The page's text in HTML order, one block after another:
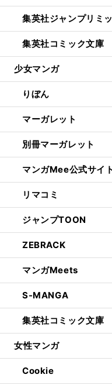
集英社ジャンプリミ
集英社コミック文庫
少女マンガ
りぼん
マーガレット
別冊マーガレット
マンガMee公式サイト
リマコミ
ジャンプTOON
ZEBRACK
マンガMeets
S-MANGA
集英社コミック文庫
女性マンガ
Cookie